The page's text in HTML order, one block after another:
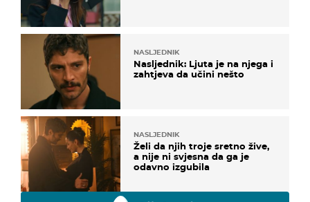
NASLJEDNIK
Nasljednik: Ljuta je na njega i
zahtjeva da učini nešto
NASLJEDNIK
Želi da njih troje sretno žive,
a nije ni svjesna da ga je
odavno izgubila